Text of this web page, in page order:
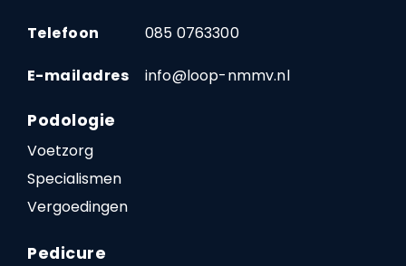
Telefoon
085 0763300
E-mailadres info@loop-nmmv.nl
Podologie
Voetzorg
Specialismen
Vergoedingen
Pedicure